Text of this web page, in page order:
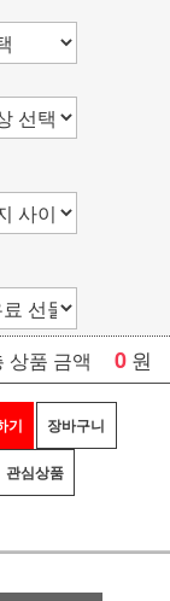
상품 금액 0 원
기 장바구니
관심상품